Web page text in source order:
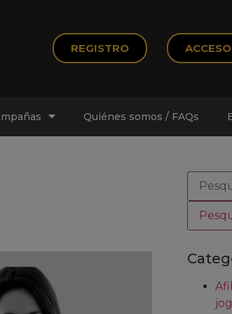
REGISTRO ACCESO
Quiénes somos / FAQs